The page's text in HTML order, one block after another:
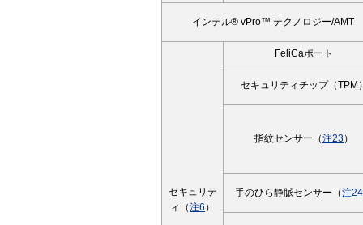
インテル® vPro™ テクノロジー/AMT
セキュリテ
ィ（注6 ）
FeliCaポート
セキュリティチップ（TPM
指紋センサー（注23 ）
手のひら静脈センサー（注24